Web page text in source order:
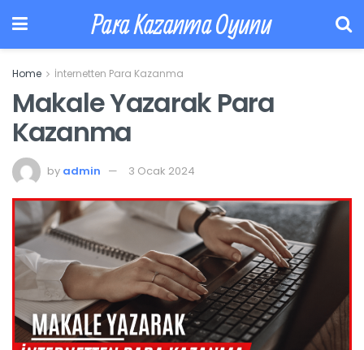
Para Kazanma Oyunu
Home İnternetten Para Kazanma
Makale Yazarak Para
Kazanma
by admin 3 Ocak 2024